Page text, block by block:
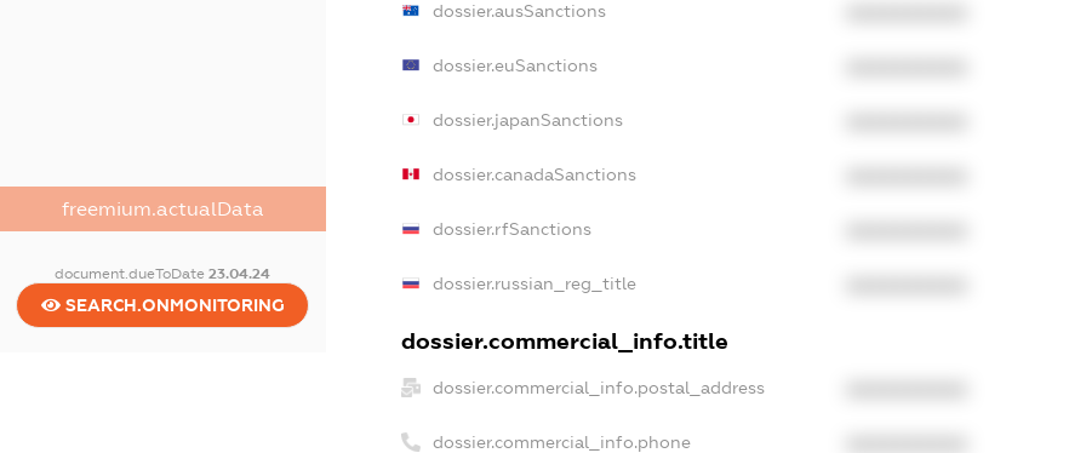
freemium.actualData
document.dueToDate23.04.24
SEARCH.ONMONITORING
dossier.ausSanctions
dossier.euSanctions
dossier.japanSanctions
dossier.canadaSanctions
dossier.rfSanctions
dossier.russian_reg_title
dossier.commercial_info.title
dossier.commercial_info.postal_address
dossier.commercial_info.phone